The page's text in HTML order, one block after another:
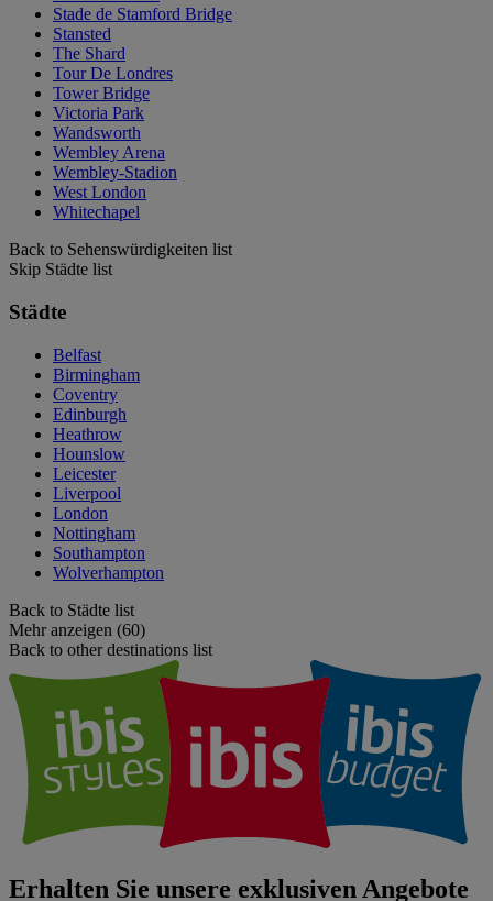
Stade de Stamford Bridge
Stansted
The Shard
Tour De Londres
Tower Bridge
Victoria Park
Wandsworth
Wembley Arena
Wembley-Stadion
West London
Whitechapel
Back to Sehenswürdigkeiten list
Skip Städte list
Städte
Belfast
Birmingham
Coventry
Edinburgh
Heathrow
Hounslow
Leicester
Liverpool
London
Nottingham
Southampton
Wolverhampton
Back to Städte list
Mehr anzeigen (60)
Back to other destinations list
Erhalten Sie unsere exklusiven Angebote